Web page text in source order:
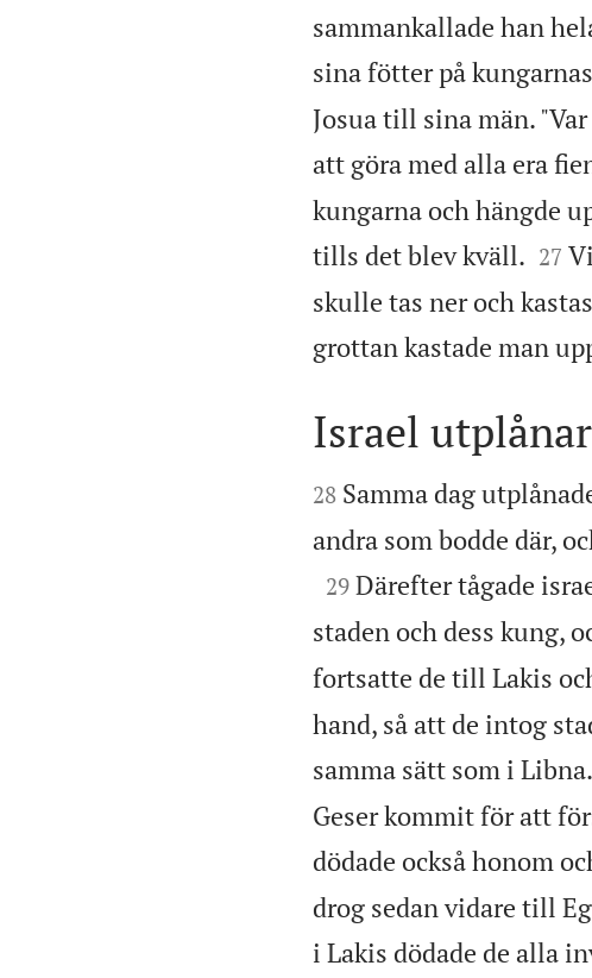
sammankallade han
sina fötter på
Josua till sina män.
att göra med alla era
kungarna och hängde
tills det blev kväll.
27
skulle tas ner och
grottan kastade man

Israel

28 Samma dag
andra som bodde där,

29 Därefter tågade
staden och dess kung,
fortsatte de till Lakis
hand, så att de intog
samma sätt som i Libna.
Geser kommit för att
dödade också honom
drog sedan vidare till
i Lakis dödade de alla